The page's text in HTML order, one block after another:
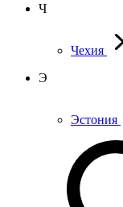
Ч
Чехия
Э
Эстония